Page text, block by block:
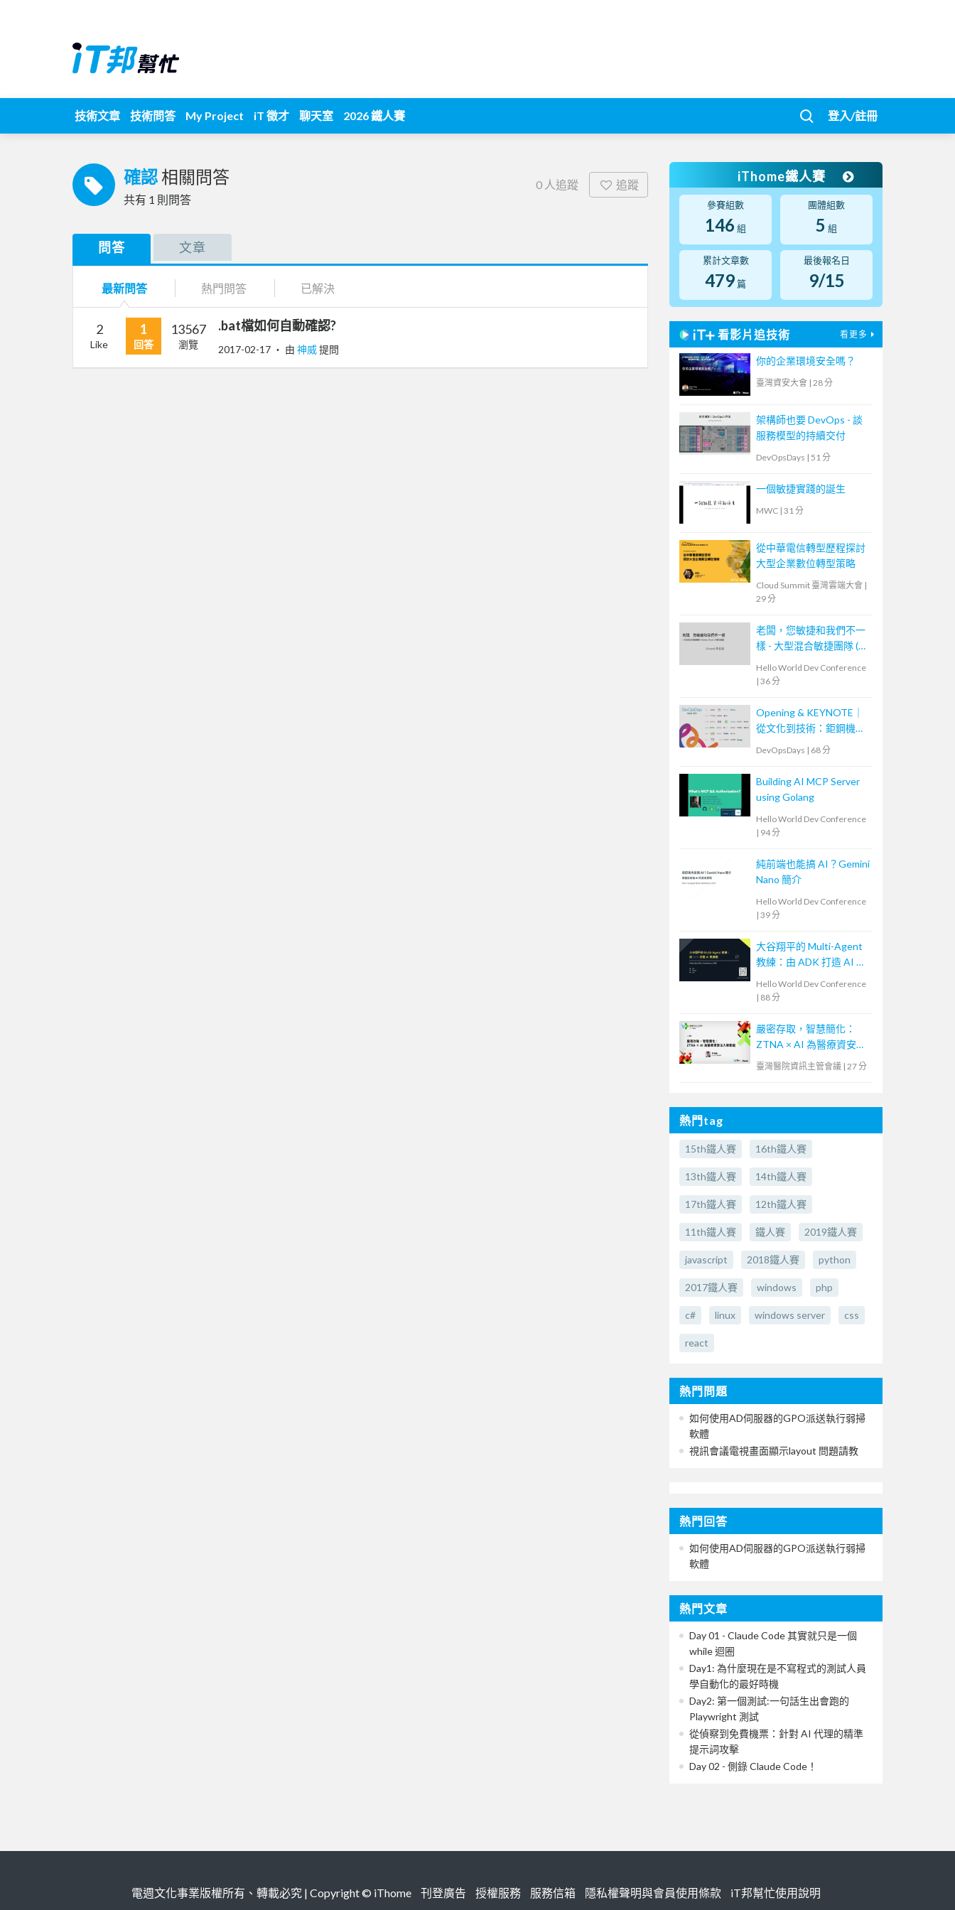
技術文章 技術問答 My Project iT 徵才 聊天室 2026 鐵人賽 登入/註冊
確認 相關問答
共有 1 則問答
0 人追蹤 追蹤
問答 文章
最新問答 熱門問答 已解決
2
Like
1
回答
13567
瀏覽
.bat檔如何自動確認?
2017-02-17 ‧ 由 神威提問
iThome鐵人賽
參賽組數
146 組
團體組數
5 組
累計文章數
479 篇
最後報名日
9/15
看影片追技術 看更多
你的企業環境安全嗎？
臺灣資安大會 | 28 分
架構師也要 DevOps - 談
服務模型的持續交付
DevOpsDays | 51 分
一個敏捷實踐的誕生
MWC | 31 分
從中華電信轉型歷程探討
大型企業數位轉型策略
Cloud Summit 臺灣雲端大會 |
29 分
老闆，您敏捷和我們不一
樣 - 大型混合敏捷團隊 (
驗
Hello World Dev Conference
| 36 分
Opening & KEYNOTE｜
從文化到技術：鉅鋼機械
的敏捷實踐與數位轉型之
DevOpsDays | 68 分
Building AI MCP Server
using Golang
Hello World Dev Conference
| 94 分
純前端也能搞 AI？Gemini
Nano 簡介
Hello World Dev Conference
| 39 分
大谷翔平的 Multi-Agent
教練：由 ADK 打造 AI 教
Hello World Dev Conference
| 88 分
嚴密存取，智慧簡化：
ZTNA × AI 為醫療資安注
入新動能
臺灣醫院資訊主管會議 | 27 分
熱門tag
15th鐵人賽 16th鐵人賽
13th鐵人賽 14th鐵人賽
17th鐵人賽 12th鐵人賽
11th鐵人賽 鐵人賽 2019鐵人賽
javascript 2018鐵人賽 python
2017鐵人賽 windows php
c# linux windows server css
react
熱門問題
如何使用AD伺服器的GPO派送執行弱掃
軟體
視訊會議電視畫面顯示layout 問題請教
熱門回答
如何使用AD伺服器的GPO派送執行弱掃
軟體
熱門文章
Day 01 - Claude Code 其實就只是一個
while 迴圈
Day1: 為什麼現在是不寫程式的測試人員
學自動化的最好時機
Day2: 第一個測試:一句話生出會跑的
Playwright 測試
從偵察到免費機票：針對 AI 代理的精準
提示詞攻擊
Day 02 - 側錄 Claude Code！
電週文化事業版權所有、轉載必究 | Copyright © iThome 刊登廣告 授權服務 服務信箱 隱私權聲明與會員使用條款 iT邦幫忙使用說明